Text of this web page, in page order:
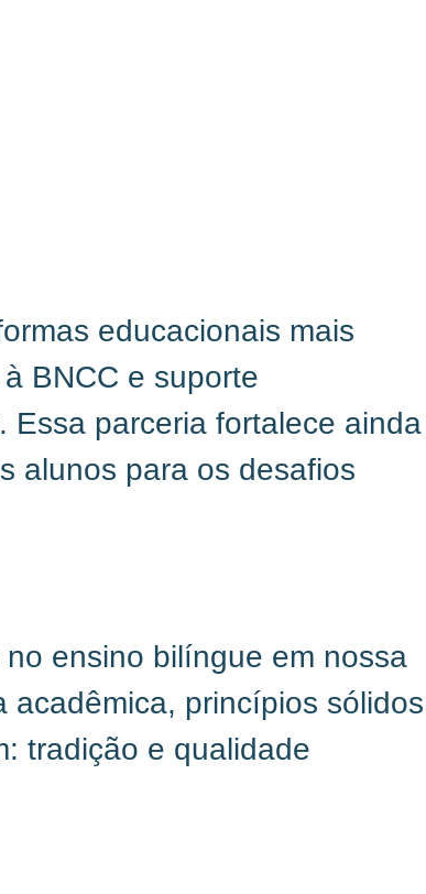
educacionais mais
BNCC e suporte
Essa parceria fortalece ainda
alunos para os desafios
ensino bilíngue em nossa
acadêmica, princípios sólidos
tradição e qualidade